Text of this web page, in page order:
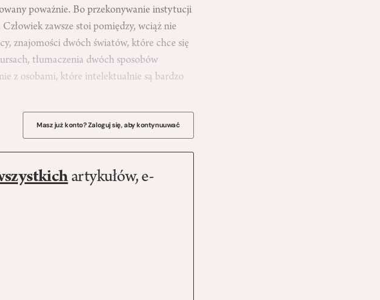
poważnie. Bo przekonywanie instytucji
zawsze stoi pomiędzy, wciąż nie
znajomości dwóch światów, które chce się
tłumaczenia dwóch sposobów
z osobami, które intelektualnie są bardzo
Masz już konto? Zaloguj się, aby kontynuuwać
artykułów, e-